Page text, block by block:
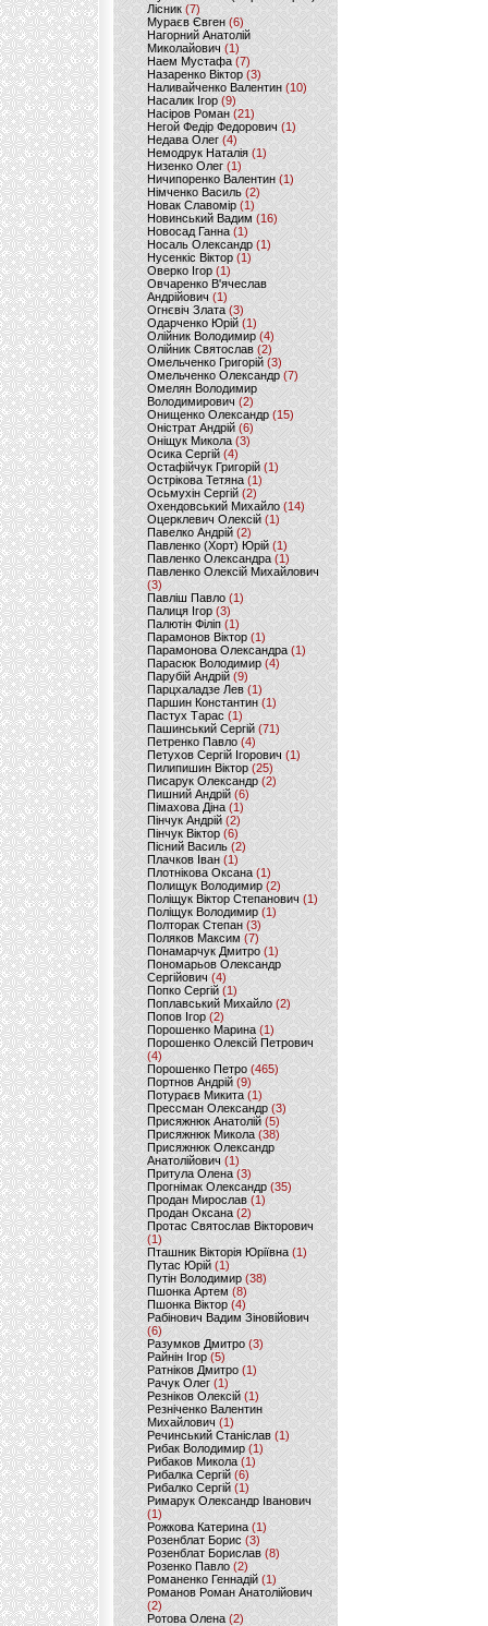
Лісник (7)
Мураєв Євген(6)
Нагорний Анатолій
Миколайович (1)
Наем Мустафа (7)
Назаренко Віктор (3)
Наливайченко Валентин (10)
Насалик Ігор(9)
Насіров Роман (21)
Негой Федір Федорович(1)
Недава Олег(4)
Немодрук Наталія(1)
Низенко Олег (1)
Ничипоренко Валентин (1)
Німченко Василь (2)
Новак Славомір (1)
Новинський Вадим (16)
Новосад Ганна (1)
Носаль Олександр (1)
Нусенкіс Віктор (1)
Оверко Ігор (1)
Овчаренко В'ячеслав
Андрійович(1)
Огнєвіч Злата (3)
Одарченко Юрій(1)
Олійник Володимир (4)
Олійник Святослав (2)
Омельченко Григорій (3)
Омельченко Олександр(7)
Омелян Володимир
Володимирович (2)
Онищенко Олександр (15)
Оністрат Андрій (6)
Оніщук Микола (3)
Осика Сергій(4)
Остафійчук Григорій(1)
Острікова Тетяна (1)
Осьмухін Сергій (2)
Охендовський Михайло (14)
Оцерклевич Олексій (1)
Павелко Андрій (2)
Павленко (Хорт) Юрій (1)
Павленко Олександра (1)
Павленко Олексій Михайлович
(3)
Павліш Павло(1)
Палиця Ігор (3)
Палютін Філіп(1)
Парамонов Віктор (1)
Парамонова Олександра(1)
Парасюк Володимир(4)
Парубій Андрій (9)
Парцхаладзе Лев (1)
Паршин Константин(1)
Пастух Тарас (1)
Пашинський Сергій (71)
Петренко Павло (4)
Петухов Сергій Ігорович (1)
Пилипишин Віктор(25)
Писарук Олександр(2)
Пишний Андрій (6)
Пімахова Діна(1)
Пінчук Андрій(2)
Пінчук Віктор (6)
Пісний Василь (2)
Плачков Іван(1)
Плотнікова Оксана (1)
Полищук Володимир(2)
Поліщук Віктор Степанович(1)
Поліщук Володимир (1)
Полторак Степан(3)
Поляков Максим (7)
Понамарчук Дмитро (1)
Пономарьов Олександр
Сергійович(4)
Попко Сергій (1)
Поплавський Михайло (2)
Попов Ігор(2)
Порошенко Марина (1)
Порошенко Олексій Петрович
(4)
Порошенко Петро (465)
Портнов Андрій (9)
Потураєв Микита(1)
Прессман Олександр(3)
Присяжнюк Анатолій (5)
Присяжнюк Микола (38)
Присяжнюк Олександр
Анатолійович (1)
Притула Олена (3)
Прогнімак Олександр(35)
Продан Мирослав(1)
Продан Оксана (2)
Протас Святослав Вікторович
(1)
Пташник Вікторія Юріївна (1)
Путас Юрій (1)
Путін Володимир(38)
Пшонка Артем (8)
Пшонка Віктор(4)
Рабінович Вадим Зіновійович
(6)
Разумков Дмитро (3)
Райнін Ігор(5)
Ратніков Дмитро (1)
Рачук Олег (1)
Резніков Олексій(1)
Резніченко Валентин
Михайлович (1)
Речинський Станіслав (1)
Рибак Володимир(1)
Рибаков Микола(1)
Рибалка Сергій (6)
Рибалко Сергій (1)
Римарук Олександр Іванович
(1)
Рожкова Катерина(1)
Розенблат Борис (3)
Розенблат Борислав (8)
Розенко Павло (2)
Романенко Геннадій (1)
Романов Роман Анатолійович
(2)
Ротова Олена(2)